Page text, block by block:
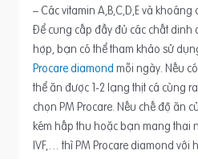
– Các vitamin A,B,C,D,E và khoáng
Để cung cấp đầy đủ các chất
hợp, bạn có thể tham khảo sử
Procare diamond mỗi ngày. Nếu
thể ăn được 1-2 lạng thịt cá cùng
chọn PM Procare. Nếu chế độ ăn
kém hấp thu hoặc bạn mang thai
IVF,… thì PM Procare diamond với